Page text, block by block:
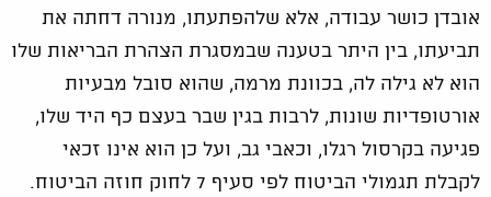
אובדן כושר עבודה, אלא שלהפתעתו, מנורה דחתה את
תביעתו, בין היתר בטענה שבמסגרת הצהרת הבריאות שלו
הוא לא גילה לה, בכוונת מרמה, שהוא סובל מבעיות
אורטופדיות שונות, לרבות בגין שבר בעצם כף היד שלו,
פגיעה בקרסול רגלו, וכאבי גב, ועל כן הוא אינו זכאי
לקבלת תגמולי הביטוח לפי סעיף 7 לחוק חוזה הביטוח.